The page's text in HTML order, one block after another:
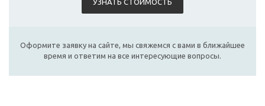
УЗНАТЬ СТОИМОСТЬ
Оформите заявку на сайте, мы свяжемся с вами в ближайшее
время и ответим на все интересующие вопросы.